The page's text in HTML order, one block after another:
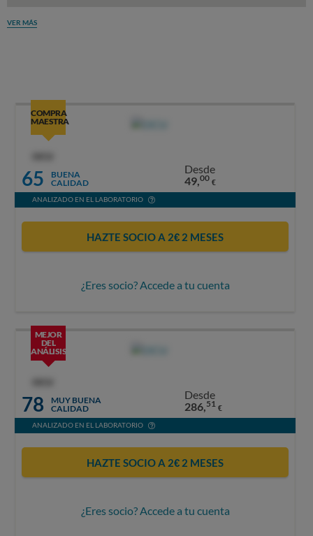
VER MÁS
COMPRA
MAESTRA
65
BUENA
CALIDAD
Desde
49,00 €
ANALIZADO EN EL LABORATORIO
HAZTE SOCIO A 2€ 2 MESES
¿Eres socio? Accede a tu cuenta
MEJOR
DEL
ANÁLISIS
78
MUY BUENA
CALIDAD
Desde
286,51 €
ANALIZADO EN EL LABORATORIO
HAZTE SOCIO A 2€ 2 MESES
¿Eres socio? Accede a tu cuenta